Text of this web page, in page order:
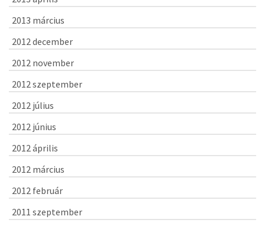
2013 március
2012 december
2012 november
2012 szeptember
2012 július
2012 június
2012 április
2012 március
2012 február
2011 szeptember